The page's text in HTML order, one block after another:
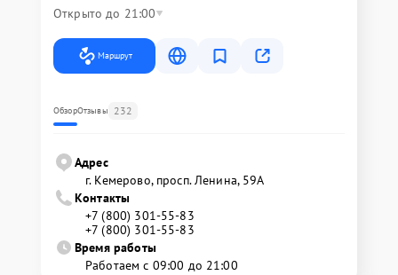
Открыто до 21:00
Маршрут
ОбзорОтзывы 232
Адрес
г. Кемерово, просп. Ленина, 59А
Контакты
+7 (800) 301-55-83
+7 (800) 301-55-83
Время работы
Работаем с 09:00 до 21:00